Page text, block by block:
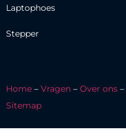
Laptophoes
Stepper
Home – Vragen – Over ons –
Sitemap